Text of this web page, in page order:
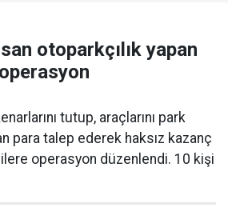
otoparkçılık yapan
tutup, araçlarını park
para talep ederek haksız kazanç
operasyon düzenlendi. 10 kişi